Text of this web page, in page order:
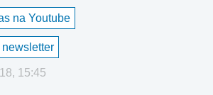
na Youtube
15:45